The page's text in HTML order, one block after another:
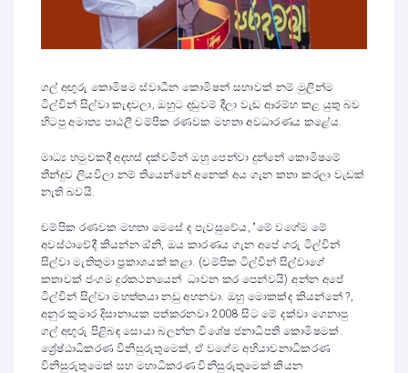
ගල් අඟුරු කොමිෂම ස්වාධීන කොමිෂන් සභාවක් නම් මුලින්ම
ටිල්වින් සිල්වා කැඳවලා, ඔහුට දඬුවම් දීලා වැඩ ආරම්භ කළ යුතු බව
හිටපු අමාත්‍ය පාඨලී චම්පික රණවක මහතා අවධාරණය කළේය.
මාධ්‍ය හමුවකදී අදහස් දක්වමින් ඔහු පෙන්වා දුන්නේ කොමිෂමේ
තීන්දුව ලියවිලා නම් තියෙන්නේ අනෙක් අය ගැන කතා කරලා වැඩක්
නැති බවයි.
චම්පික රණවක මහතා මෙසේ ද පැවසුවේය, “මේ වගේම මේ
අවස්ථාවේදී කියන්න ඔ්නි, ඔය කාරණය ගැන අපේ ගරු ටිල්වින්
සිල්වා මැතිතුමා ප්‍රකාශයක් කළා. (චම්පික ටිල්වින් සිල්වාගේ
කතාවක් ජංගම දුරකථනයෙන් ධාවන කර පෙන්වයි) අන්න අපේ
ටිල්වින් සිල්වා මහත්තයා නඩු අහනවා. ඔහු මොකක්ද කියන්නේ ?,
අනුර කුමාර දිසානායක පත්කරනවා 2008 සිට මේ දක්වා ගෙනාපු
ගල් අඟුරු පිළිබඳ සොයා බලන්න විශේෂ ජනාධිපති කොමිෂමක්.
ශ්‍රේෂ්ඨාධිකරණ විනිසුරුතුමෙක්, ඒ වගේම අභියාචනාධිකරණ
විනිසුරුතුමෙක් සහ මහාධිකරණ විනිසුරුතුමෙක් කියන